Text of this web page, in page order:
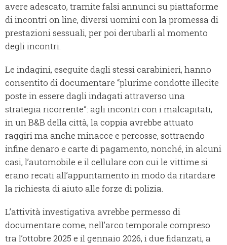
avere adescato, tramite falsi annunci su piattaforme
di incontri on line, diversi uomini con la promessa di
prestazioni sessuali, per poi derubarli al momento
degli incontri.
Le indagini, eseguite dagli stessi carabinieri, hanno
consentito di documentare “plurime condotte illecite
poste in essere dagli indagati attraverso una
strategia ricorrente”: agli incontri con i malcapitati,
in un B&B della città, la coppia avrebbe attuato
raggiri ma anche minacce e percosse, sottraendo
infine denaro e carte di pagamento, nonché, in alcuni
casi, l’automobile e il cellulare con cui le vittime si
erano recati all’appuntamento in modo da ritardare
la richiesta di aiuto alle forze di polizia.
L’attività investigativa avrebbe permesso di
documentare come, nell’arco temporale compreso
tra l’ottobre 2025 e il gennaio 2026, i due fidanzati, a